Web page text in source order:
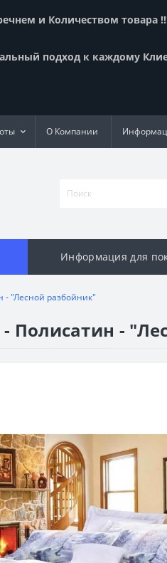
и Количеством товара
подход к каждому
О Компании
Информация для
- "Лесной разбойник"
- Полисатин -